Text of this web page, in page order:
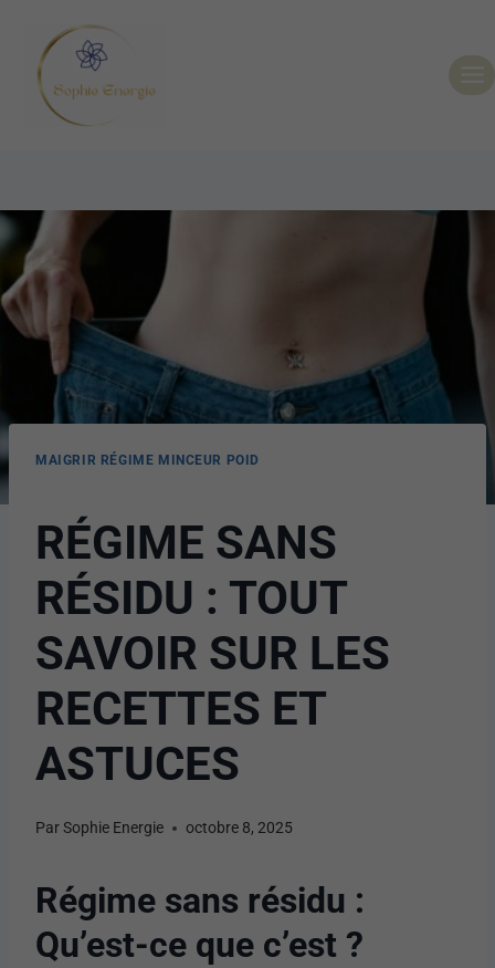
MAIGRIR RÉGIME MINCEUR POID
RÉGIME SANS
RÉSIDU : TOUT
SAVOIR SUR LES
RECETTES ET
ASTUCES
ParSophie Energie octobre 8, 2025
Régime sans résidu :
Qu’est-ce que c’est ?